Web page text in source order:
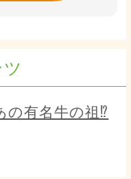
の有名牛の祖⁉